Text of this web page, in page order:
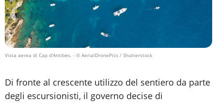
Vista aerea di Cap d'Antibes. - © AerialDronePics / Shutterstock
Di fronte al crescente utilizzo del sentiero da parte
degli escursionisti, il governo decise di